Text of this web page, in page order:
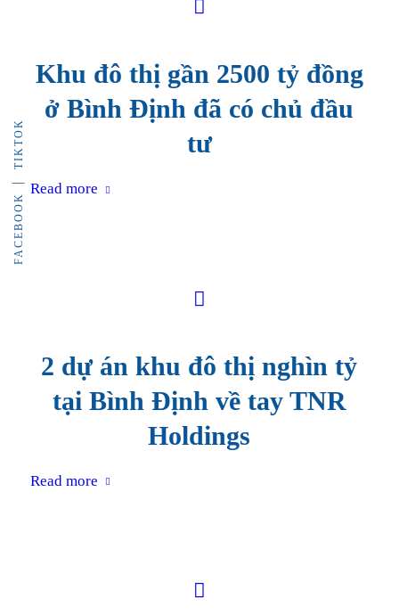
FACEBOOK
TIKTOK
Khu đô thị gần 2500 tỷ đồng
ở Bình Định đã có chủ đầu
tư
Read more
2 dự án khu đô thị nghìn tỷ
tại Bình Định về tay TNR
Holdings
Read more